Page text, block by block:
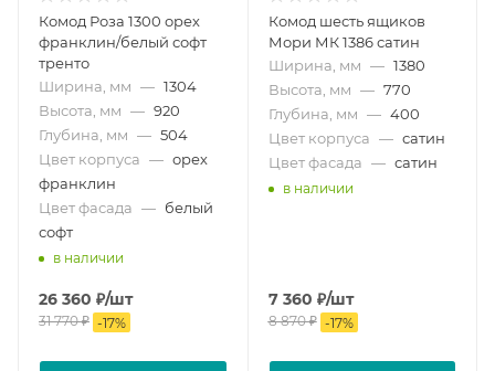
Комод Роза 1300 орех
франклин/белый софт
тренто
Ширина, мм — 1304
Высота, мм — 920
Глубина, мм — 504
Цвет корпуса — орех
франклин
Цвет фасада — белый
софт
в наличии
26 360 ₽/шт
31 770₽ -17%
Комод шесть ящиков
Мори МК 1386 сатин
Ширина, мм — 1380
Высота, мм — 770
Глубина, мм — 400
Цвет корпуса — сатин
Цвет фасада — сатин
в наличии
7 360 ₽/шт
8 870₽ -17%